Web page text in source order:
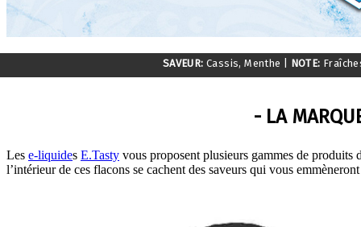
SAVEUR: Cassis, Menthe NOTE:
- LA
Les e-liquides E.Tasty vous proposent plusieurs gammes de
l’intérieur de ces flacons se cachent des saveurs qui vous